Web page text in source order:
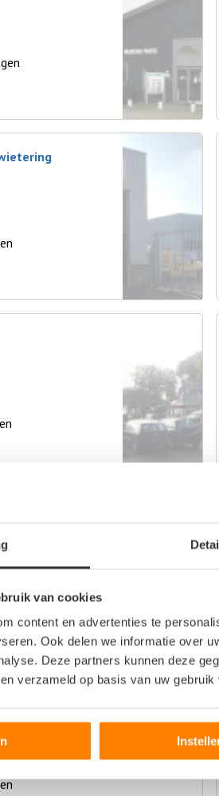
van cookies
content en advertenties te
Ook delen we informatie over
Deze partners kunnen deze
verzameld op basis van uw